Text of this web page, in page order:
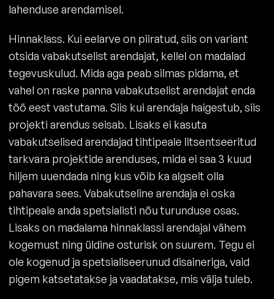
lahenduse arendamisel.
Hinnaklass. Kui eelarve on piiratud, siis on variant
otsida vabakutselist arendajat, kellel on madalad
tegevuskulud. Mida aga peab silmas pidama, et
vahel on raske panna vabakutselist arendajat enda
töö eest vastutama. Siis kui arendaja haigestub, siis
projekti arendus seisab. Lisaks ei kasuta
vabakutselised arendajad tihtipeale litsentseeritud
tarkvara projektide arenduses, mida ei saa 3 kuud
hiljem uuendada ning kus võib ka algselt olla
pahavara sees. Vabakutseline arendaja ei oska
tihtipeale anda spetsialisti nõu turunduse osas.
Lisaks on madalama hinnaklassi arendajal vähem
kogemust ning üldine osturisk on suurem. Tegu ei
ole kogenud ja spetsialiseerunud disaineriga, vaid
pigem katsetatakse ja vaadatakse, mis välja tuleb.